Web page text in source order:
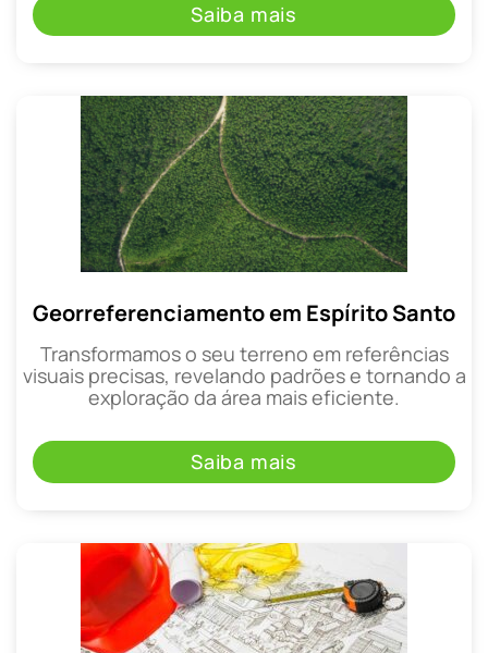
Saiba mais
Georreferenciamento em Espírito Santo
Transformamos o seu terreno em referências
visuais precisas, revelando padrões e tornando a
exploração da área mais eficiente.
Saiba mais